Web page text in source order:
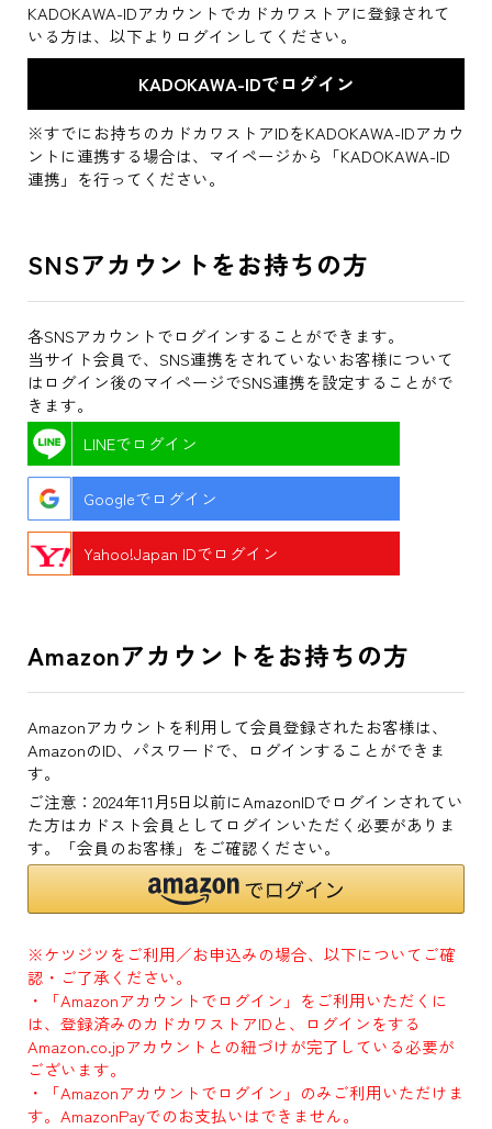
KADOKAWA-IDアカウントでカドカワストアに登録されて
いる方は、以下よりログインしてください。
※すでにお持ちのカドカワストアIDをKADOKAWA-IDアカウ
ントに連携する場合は、マイページから「KADOKAWA-ID
連携」を行ってください。
SNSアカウントをお持ちの方
各SNSアカウントでログインすることができます。
当サイト会員で、SNS連携をされていないお客様について
はログイン後のマイページでSNS連携を設定することがで
きます。
LINEでログイン
Googleでログイン
Yahoo!Japan IDでログイン
Amazonアカウントをお持ちの方
Amazonアカウントを利用して会員登録されたお客様は、
AmazonのID、パスワードで、ログインすることができま
す。
ご注意：2024年11月5日以前にAmazonIDでログインされてい
た方はカドスト会員としてログインいただく必要がありま
す。「会員のお客様」をご確認ください。
※ケツジツをご利用／お申込みの場合、以下についてご確
認・ご了承ください。
・「Amazonアカウントでログイン」をご利用いただくに
は、登録済みのカドカワストアIDと、ログインをする
Amazon.co.jpアカウントとの紐づけが完了している必要が
ございます。
・「Amazonアカウントでログイン」のみご利用いただけま
す。AmazonPayでのお支払いはできません。